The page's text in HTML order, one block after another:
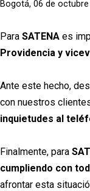
Bogotá, 06 de
Para SATENA es
Providencia y
Ante este hecho,
con nuestros
inquietudes al
Finalmente, para
cumpliendo con
afrontar esta